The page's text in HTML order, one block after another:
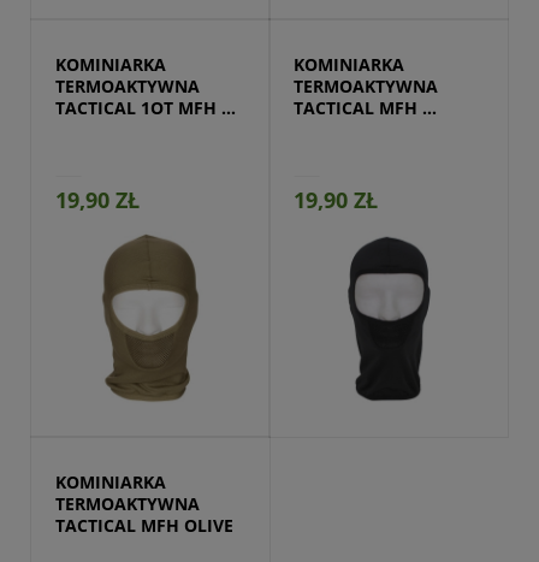
KOMINIARKA
TERMOAKTYWNA
TACTICAL 1OT MFH
19,90 ZŁ
KOMINIARKA
TERMOAKTYWNA
TACTICAL MFH
19,90 ZŁ
Przejdź do produktu
KOMINIARKA
TERMOAKTYWNA
TACTICAL MFH OLIVE